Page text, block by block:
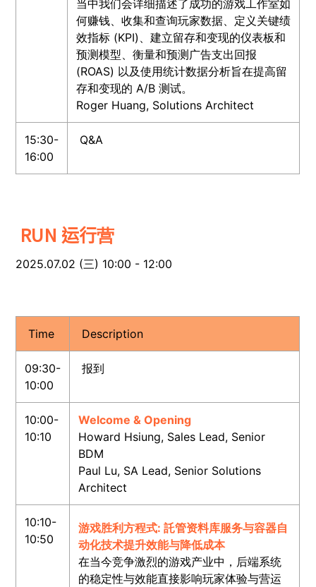
当中我们会详细描述了成功的游戏工作室如
何赚钱、收集和查询玩家数据、定义关键绩
效指标 (KPI)、建立留存和变现的仪表板和
预测模型、衡量和预测广告支出回报
(ROAS) 以及使用统计数据分析旨在提高留
存和变现的 A/B 测试。
Roger Huang, Solutions Architect
15:30-
16:00
Q&A
RUN 运行营
2025.07.02 (三) 10:00 - 12:00
Time Description
09:30-
10:00
报到
10:00-
10:10
Welcome & Opening
Howard Hsiung, Sales Lead, Senior
BDM
Paul Lu, SA Lead, Senior Solutions
Architect
10:10-
10:50
游戏胜利方程式: 託管资料库服务与容器自
动化技术提升效能与降低成本
在当今竞争激烈的游戏产业中，后端系统
的稳定性与效能直接影响玩家体验与营运